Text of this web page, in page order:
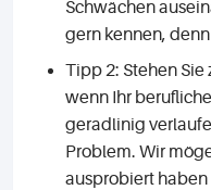
Schwächen
gern kennen,
Tipp 2: Stehen Sie
wenn Ihr
geradlinig
Problem. Wir
ausprobiert haben